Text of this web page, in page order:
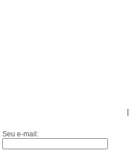
Seu e-mail: